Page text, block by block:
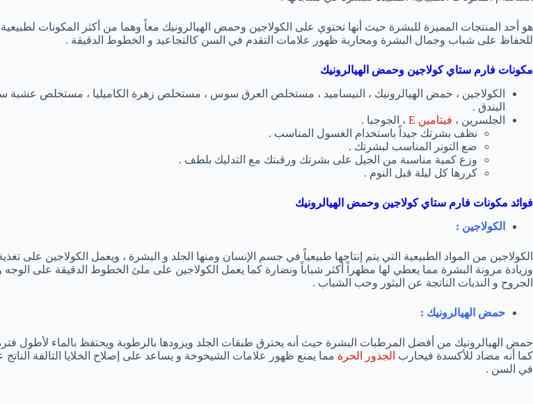
هو أحد المنتجات المميزة للبشرة حيث أنها تحتوي على الكولاجين وحمض الهيالرونيك معاً وهما من أكثر المكونات لطبيعية
للحفاظ على شباب وجمال البشرة ومحاربة ظهور علامات التقدم في السن كالتجاعيد و الخطوط الدقيقة .
مكونات فارم ستاي كولاجين وحمض الهيالرونيك
الكولاجين ، حمض الهيالرونيك ، النيساميد ، مستخلص العرق سوس ، مستخلص زهرة الكاميليا ، مستخلص عشبة
البندق .
الجلسرين ، فيتامين E
، الجوجبا .
نظف بشرتك جيداً باستخدام الغسول المناسب .
ضع التونر المناسب لبشرتك .
وزع كمية مناسبة من الجيل على بشرتك ورقبتك مع التدليك بلطف .
كررها كل ليلة قبل النوم .
فوائد مكونات فارم ستاي كولاجين وحمض الهيالرونيك
الكولاجين :
الكولاجين من المواد الطبيعية التي يتم إنتاجها طبيعياً في جسم الإنسان ومنها الجلد و البشرة ، ويعمل الكولاجين على
وزيادة مرونة البشرة مما يعطي لها مظهراً أكثر شباباً ونضارة كما يعمل الكولاجين على ملئ الخطوط الدقيقة على الوجه
الجروح و الندبات الناتجة عن البثور وحب الشباب .
حمض الهيالرونيك :
حمض الهيالرونيك من أفضل المرطبات البشرة حيث أنه يخترق طبقات الجلد ويزودها بالرطوبة ويحتفظ بالماء لأطول
كما أنه مضاد للأكسدة فيحارب الجذور الحرة مما يمنع ظهور علامات الشيخوخة و يساعد على إصلاح الخلايا التالفة الناتج
في السن .